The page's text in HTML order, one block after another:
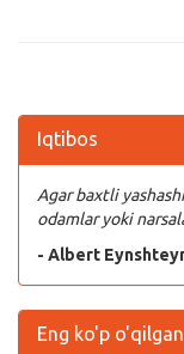
Iqtibos
Agar baxtli
odamlar yoki
- Albert
Eng ko'p o'qilgan